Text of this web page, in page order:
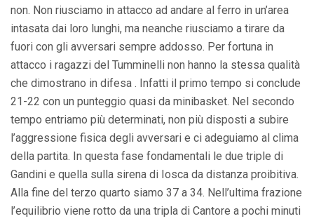
non. Non riusciamo in attacco ad andare al ferro in un’area
intasata dai loro lunghi, ma neanche riusciamo a tirare da
fuori con gli avversari sempre addosso. Per fortuna in
attacco i ragazzi del Tumminelli non hanno la stessa qualità
che dimostrano in difesa . Infatti il primo tempo si conclude
21-22 con un punteggio quasi da minibasket. Nel secondo
tempo entriamo più determinati, non più disposti a subire
l’aggressione fisica degli avversari e ci adeguiamo al clima
della partita. In questa fase fondamentali le due triple di
Gandini e quella sulla sirena di Iosca da distanza proibitiva.
Alla fine del terzo quarto siamo 37 a 34. Nell’ultima frazione
l’equilibrio viene rotto da una tripla di Cantore a pochi minuti